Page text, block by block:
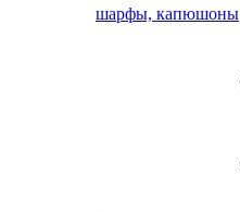
шарфы, капюшоны